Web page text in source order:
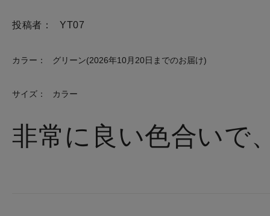
投稿者： YT07
カラー： グリーン(2026年10月20日までのお届け)
サイズ： カラー
非常に良い色合いで